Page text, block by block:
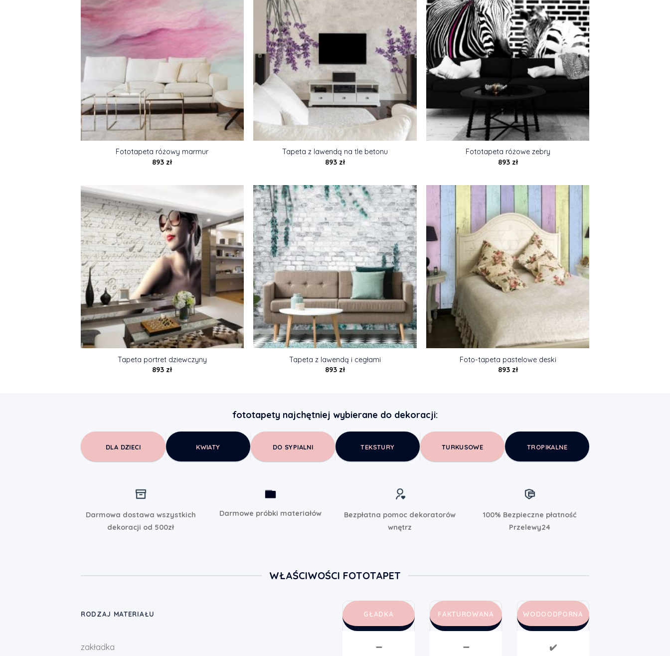
Fototapeta różowy marmur
893 zł
Tapeta z lawendą na tle betonu
893 zł
Fototapeta różowe zebry
893 zł
Tapeta portret dziewczyny
893 zł
Tapeta z lawendą i cegłami
893 zł
Foto-tapeta pastelowe deski
893 zł
fototapety najchętniej wybierane do dekoracji:
DLA DZIECI KWIATY DO SYPIALNI TEKSTURY TURKUSOWE TROPIKALNE
Darmowa dostawa wszystkich
dekoracji od 500zł
Darmowe próbki materiałów
Bezpłatna pomoc dekoratorów
wnętrz
100% Bezpieczne płatność
Przelewy24
WŁAŚCIWOŚCI FOTOTAPET
RODZAJ MATERIAŁU
zakładka
GŁADKA
➖
FAKTUROWANA
➖
WODOODPORNA
✔️